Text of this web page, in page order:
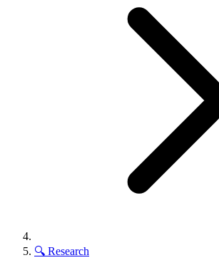
🔍 Research